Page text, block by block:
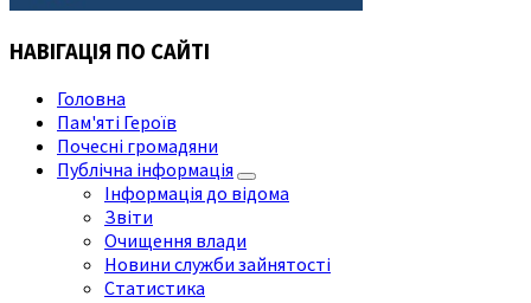
НАВІГАЦІЯ ПО САЙТІ
Головна
Пам'яті Героїв
Почесні громадяни
Публічна інформація
Інформація до відома
Звіти
Очищення влади
Новини служби зайнятості
Статистика